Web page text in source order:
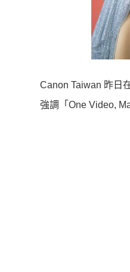
Canon Taiwan 昨日
強調「One Video,